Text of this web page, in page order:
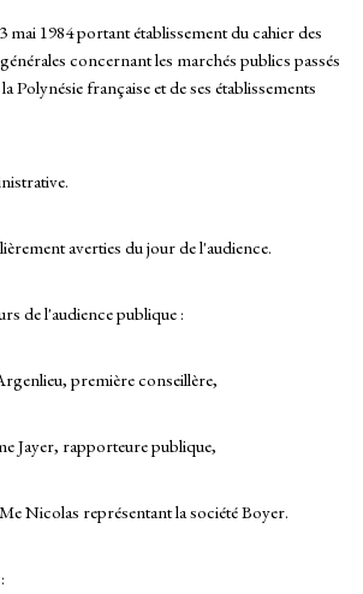
mai 1984 portant établissement du cahier des
concernant les marchés publics passés
Polynésie française et de ses établissements
averties du jour de l'audience.
de l'audience publique :
première conseillère,
Jayer, rapporteure publique,
Nicolas représentant la société Boyer.